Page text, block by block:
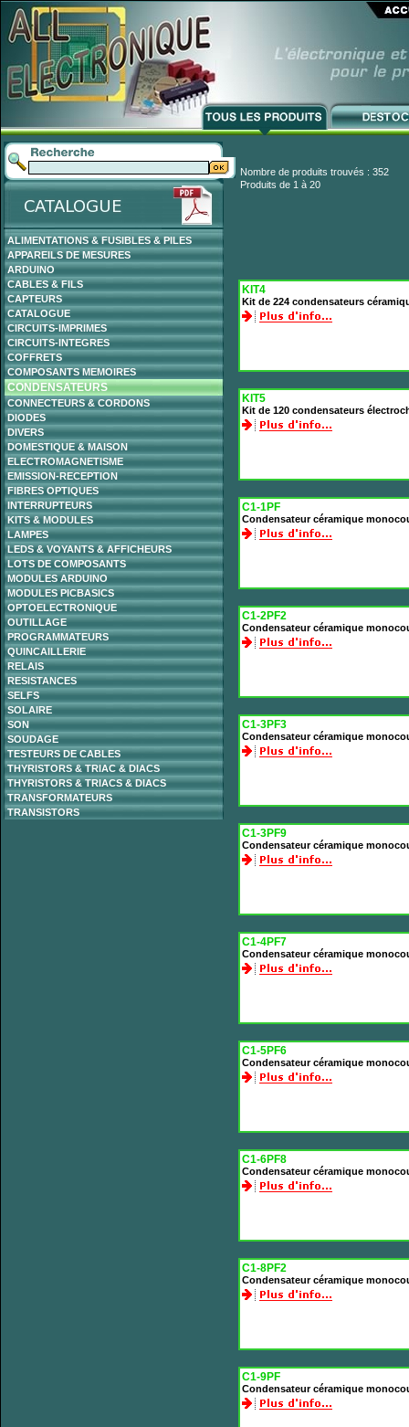
ALIMENTATIONS & FUSIBLES & PILES
APPAREILS DE MESURES
ARDUINO
CABLES & FILS
CAPTEURS
CATALOGUE
CIRCUITS-IMPRIMES
CIRCUITS-INTEGRES
COFFRETS
COMPOSANTS MEMOIRES
CONDENSATEURS
CONNECTEURS & CORDONS
DIODES
DIVERS
DOMESTIQUE & MAISON
ELECTROMAGNETISME
EMISSION-RECEPTION
FIBRES OPTIQUES
INTERRUPTEURS
KITS & MODULES
LAMPES
LEDS & VOYANTS & AFFICHEURS
LOTS DE COMPOSANTS
MODULES ARDUINO
MODULES PICBASICS
OPTOELECTRONIQUE
OUTILLAGE
PROGRAMMATEURS
QUINCAILLERIE
RELAIS
RESISTANCES
SELFS
SOLAIRE
SON
SOUDAGE
TESTEURS DE CABLES
THYRISTORS & TRIAC & DIACS
THYRISTORS & TRIACS & DIACS
TRANSFORMATEURS
TRANSISTORS
Nombre de produits trouvés : 352
Produits de 1 à 20
KIT4
Kit de 224 condensateurs
KIT5
Kit de 120 condensateurs
C1-1PF
Condensateur céramique
C1-2PF2
Condensateur céramique
C1-3PF3
Condensateur céramique
C1-3PF9
Condensateur céramique
C1-4PF7
Condensateur céramique
C1-5PF6
Condensateur céramique
C1-6PF8
Condensateur céramique
C1-8PF2
Condensateur céramique
C1-9PF
Condensateur céramique